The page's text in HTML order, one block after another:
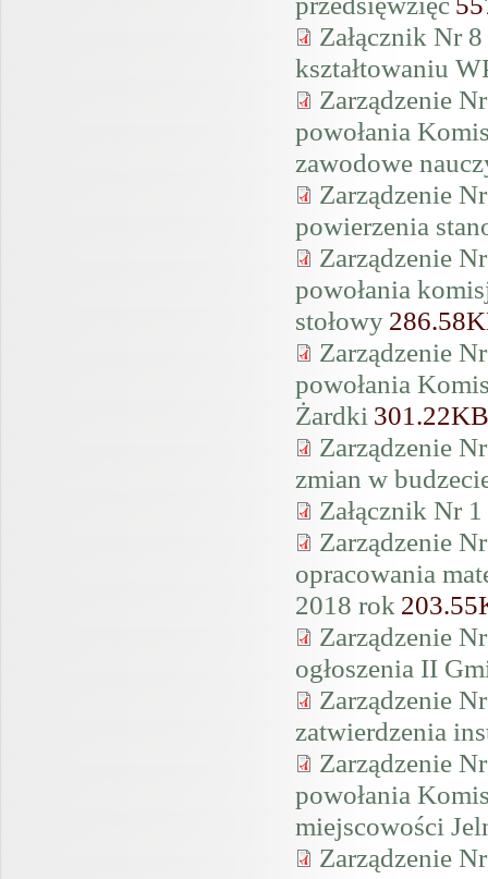
Załącznik Nr
kształtowaniu
Zarządzenie
powołania
zawodowe
Zarządzenie
powierzenia
Zarządzenie
powołania
stołowy
Zarządzenie
powołania
Żardki 301.22KB
Zarządzenie
zmian w
Załącznik Nr
Zarządzenie
opracowania
2018 rok
Zarządzenie
ogłoszenia II
Zarządzenie
zatwierdzenia
Zarządzenie
powołania
miejscowości
Zarządzenie